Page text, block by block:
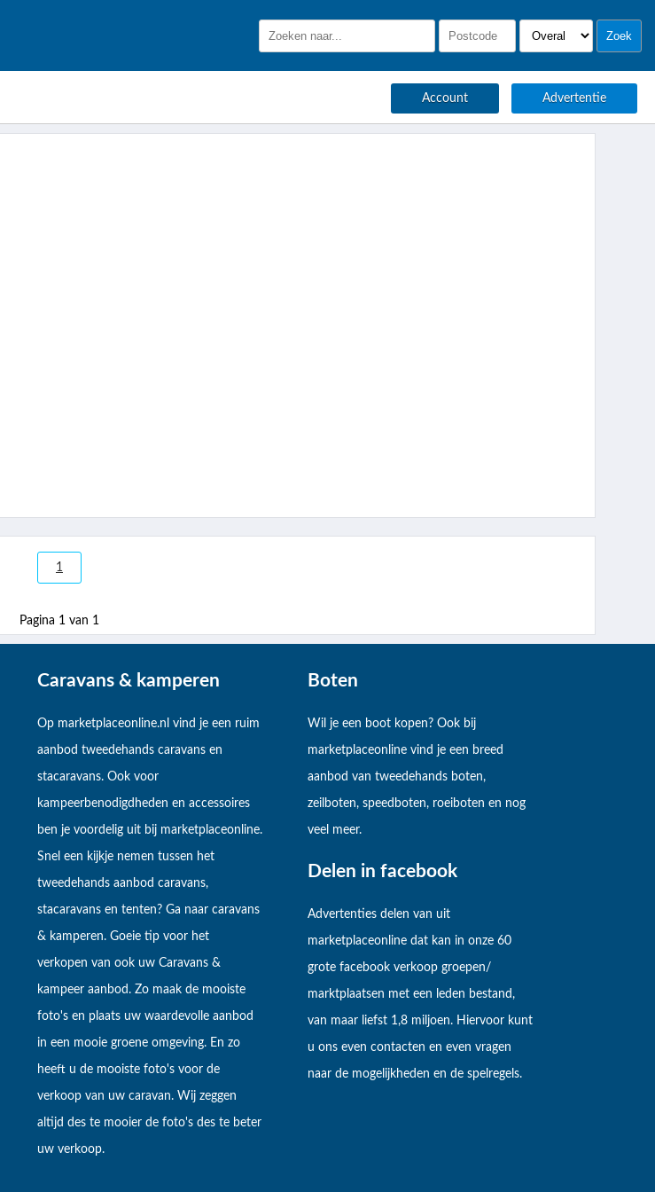
Account Advertentie
1
Pagina 1 van 1
Caravans & kamperen
Op marketplaceonline.nl vind je een ruim
aanbod tweedehands caravans en
stacaravans. Ook voor
kampeerbenodigdheden en accessoires
ben je voordelig uit bij marketplaceonline.
Snel een kijkje nemen tussen het
tweedehands aanbod caravans,
stacaravans en tenten? Ga naar caravans
& kamperen. Goeie tip voor het
verkopen van ook uw Caravans &
kampeer aanbod. Zo maak de mooiste
foto's en plaats uw waardevolle aanbod
in een mooie groene omgeving. En zo
heeft u de mooiste foto's voor de
verkoop van uw caravan. Wij zeggen
altijd des te mooier de foto's des te beter
uw verkoop.
Boten
Wil je een boot kopen? Ook bij
marketplaceonline vind je een breed
aanbod van tweedehands boten,
zeilboten, speedboten, roeiboten en nog
veel meer.
Delen in facebook
Advertenties delen van uit
marketplaceonline dat kan in onze 60
grote facebook verkoop groepen/
marktplaatsen met een leden bestand,
van maar liefst 1,8 miljoen. Hiervoor kunt
u ons even contacten en even vragen
naar de mogelijkheden en de spelregels.